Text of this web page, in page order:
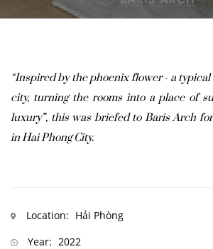
“Inspired by the phoenix flower - a
city, turning the rooms into a place of
luxury”, this was briefed to Baris Arch
in Hai Phong City.
Location: Hải Phòng
Year: 2022